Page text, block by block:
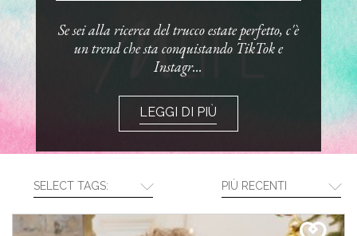
Se sei alla ricerca del trucco estate perfetto, c'è
un trend che sta conquistando TikTok e
Instagr...
LEGGI DI PIÙ
SELECT TAGS: PIÙ RECENTI